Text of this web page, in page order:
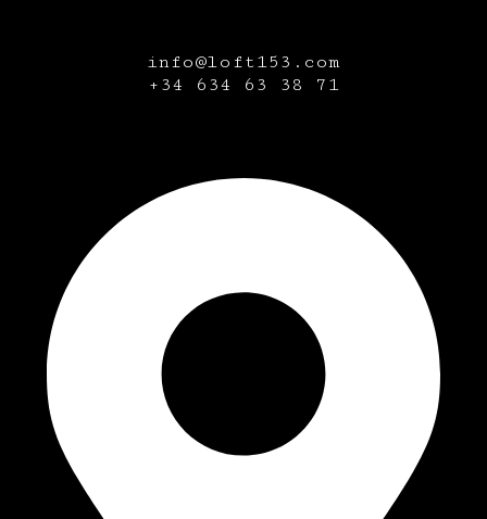
info@loft153.com
+34 634 63 38 71